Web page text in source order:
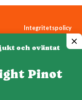
Integritetspolicy
Cookiepolicy
i Norden AB
och oväntat
Pinot